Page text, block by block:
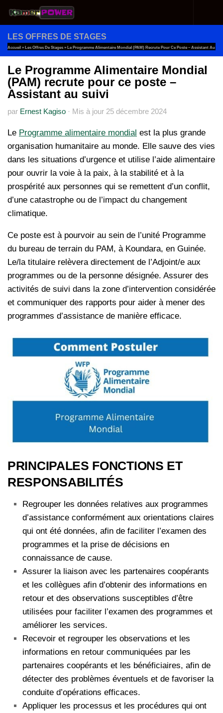
Au dessous du contenu
LES OFFRES DE STAGES
Accueil » Les Offres De Stages » Le Programme Alimentaire Mondial (PAM) Recrute Pour Ce Poste – Assistant Au
Suivi
Le Programme Alimentaire Mondial
(PAM) recrute pour ce poste –
Assistant au suivi
par Ernest Kagiso · Mis à jour 25 décembre 2024
Le Programme alimentaire mondial est la plus grande
organisation humanitaire au monde. Elle sauve des vies
dans les situations d’urgence et utilise l’aide alimentaire
pour ouvrir la voie à la paix, à la stabilité et à la
prospérité aux personnes qui se remettent d’un conflit,
d’une catastrophe ou de l’impact du changement
climatique.
Ce poste est à pourvoir au sein de l’unité Programme
du bureau de terrain du PAM, à Koundara, en Guinée.
Le/la titulaire relèvera directement de l’Adjoint/e aux
programmes ou de la personne désignée. Assurer des
activités de suivi dans la zone d’intervention considérée
et communiquer des rapports pour aider à mener des
programmes d’assistance de manière efficace.
PRINCIPALES FONCTIONS ET
RESPONSABILITÉS
Regrouper les données relatives aux programmes
d’assistance conformément aux orientations claires
qui ont été données, afin de faciliter l’examen des
programmes et la prise de décisions en
connaissance de cause.
Assurer la liaison avec les partenaires coopérants
et les collègues afin d’obtenir des informations en
retour et des observations susceptibles d’être
utilisées pour faciliter l’examen des programmes et
améliorer les services.
Recevoir et regrouper les observations et les
informations en retour communiquées par les
partenaires coopérants et les bénéficiaires, afin de
détecter des problèmes éventuels et de favoriser la
conduite d’opérations efficaces.
Appliquer les processus et les procédures qui ont